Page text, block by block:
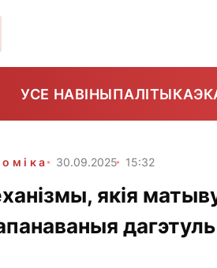
УСЕ НАВІНЫПАЛІТЫКА
30.09.2025 15:32
якія
дагэтуль